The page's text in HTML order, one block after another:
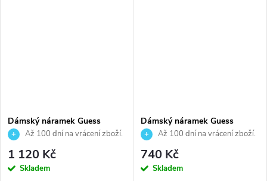
Dámský náramek Guess
JUBB05027JWYGS
Až 100 dní na vrácení zboží.
Autorizovaný prodejce.
1 120 Kč
Skladem
Dámský náramek Guess
JUBB06017JWRHS
Až 100 dní na vrácení zboží.
Autorizovaný prodejce.
740 Kč
Skladem